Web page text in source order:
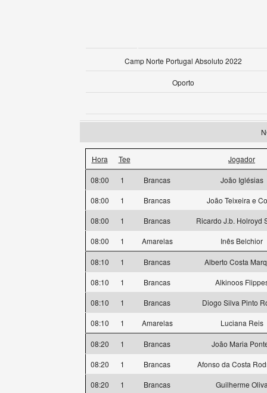
Camp Norte Portugal Absoluto 2022
Oporto
Hora Tee Jogador
08:00 1 Brancas
João Iglésias
08:00
1 Brancas
João Teixeira e
08:00
1 Brancas
Ricardo J.b. Holroyd
08:00
1 Amarelas Inês Belchior
08:10 1 Brancas
Alberto Costa
08:10
1 Brancas
Alkinoos
08:10
1 Brancas
Diogo Silva Pinto
08:10
1 Amarelas Luciana Reis
08:20 1 Brancas
João Maria
08:20
1 Brancas
Afonso da Costa
08:20
1 Brancas
Guilherme